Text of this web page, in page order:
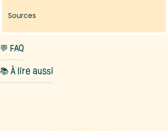
Sources
💬 FAQ
📚 À lire aussi